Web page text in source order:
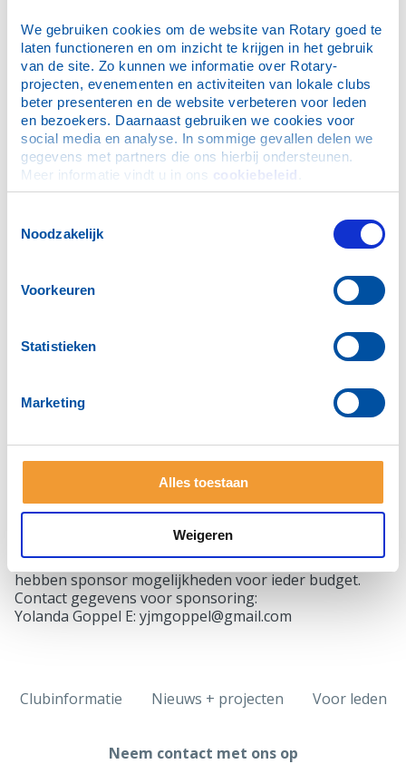
We gebruiken cookies om de website van Rotary goed te
laten functioneren en om inzicht te krijgen in het gebruik
van de site. Zo kunnen we informatie over Rotary-
projecten, evenementen en activiteiten van lokale clubs
beter presenteren en de website verbeteren voor leden
en bezoekers. Daarnaast gebruiken we cookies voor
social media en analyse. In sommige gevallen delen we
gegevens met partners die ons hierbij ondersteunen.
Meer informatie vindt u in ons cookiebeleid
Noodzakelijk
Voorkeuren
Statistieken
Marketing
Alles toestaan
Weigeren
17.45 uur: Veiling van het vaatje nieuwe haring
18.00 uur: Veiling van een exclusieve ingelijste gouache
(75 cm x 98 cm) van kunstenaar Ad van den Brink
18.15 uur: Ruime gelegenheid tot netwerken met
ondernemers uit diverse sectoren
19.30 uur: Einde evenement
Met uw aanwezigheid ondersteunt u tevens een lokaal
dame, een kunstwerk van Ad van de Brink dat door
Reserveer nu uw plek voor slechts € 35,- per persoon
en profiteer van deze unieke zakelijke
dit bijzondere zakelijke evenement!
Tickets:
speciale
Bezoekers aan de Haringparty mogen voor € 35,00 p.p.
onbeperkt haring eten en genieten van Zuidam
Korenwijn. Daarnaast worden er borrelhapjes en
andere lekkernijen geserveerd
Wilt u uw bedrijf extra in de belangstelling zetten? We
hebben sponsor mogelijkheden voor ieder budget.
Contact gegevens voor sponsoring:
Yolanda Goppel E: yjmgoppel@gmail.com
Clubinformatie Nieuws + projecten Voor leden
Neem contact met ons op